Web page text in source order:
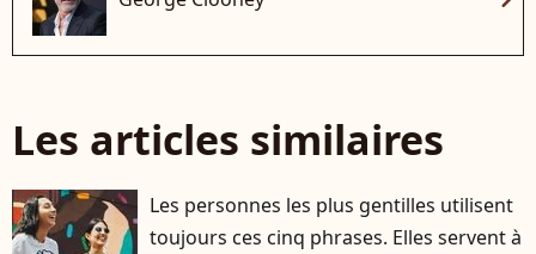
Les articles similaires
Les personnes les plus gentilles utilisent
toujours ces cinq phrases. Elles servent à